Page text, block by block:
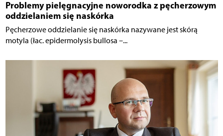
Problemy pielęgnacyjne noworodka z pęcherzowym
oddzielaniem się naskórka
Pęcherzowe oddzielanie się naskórka nazywane jest skórą
motyla (łac. epidermolysis bullosa –...